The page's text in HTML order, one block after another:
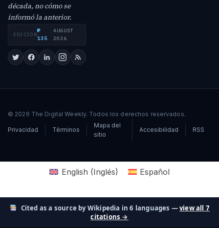
década, no cómo se
informó la anterior.
EDICIÓN
№
135
·
AUGUST
2026
© 2026 The Digital Weekly. Todos los derechos reservados.
Privacidad Términos
Mapa del
sitio
Accesibilidad RSS
English (Inglés) Español
Cited as a source by Wikipedia in 6 languages —view all 7
citations →